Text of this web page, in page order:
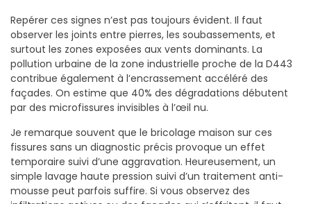
Repérer ces signes n’est pas toujours évident. Il faut
observer les joints entre pierres, les soubassements, et
surtout les zones exposées aux vents dominants. La
pollution urbaine de la zone industrielle proche de la D443
contribue également à l’encrassement accéléré des
façades. On estime que 40% des dégradations débutent
par des microfissures invisibles à l’œil nu.
Je remarque souvent que le bricolage maison sur ces
fissures sans un diagnostic précis provoque un effet
temporaire suivi d’une aggravation. Heureusement, un
simple lavage haute pression suivi d’un traitement anti-
mousse peut parfois suffire. Si vous observez des